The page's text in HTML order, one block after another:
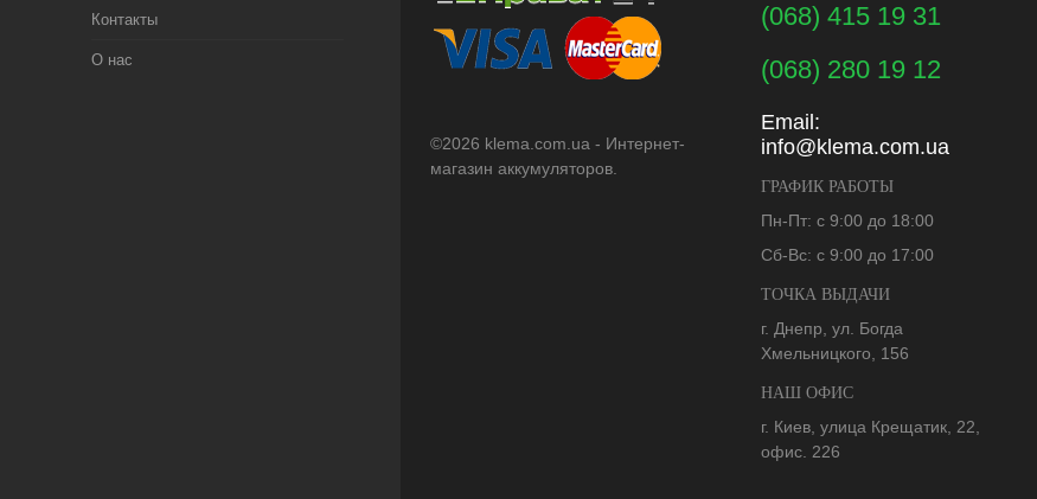
Контакты
О нас
©2026 klema.com.ua - Интернет-
магазин аккумуляторов.
(068) 415 19 31
(068) 280 19 12
Email:
info@klema.com.ua
ГРАФИК РАБОТЫ
Пн-Пт: с 9:00 до 18:00
Сб-Вс: с 9:00 до 17:00
ТОЧКА ВЫДАЧИ
г. Днепр, ул. Богда
Хмельницкого, 156
НАШ ОФИС
г. Киев, улица Крещатик, 22,
офис. 226